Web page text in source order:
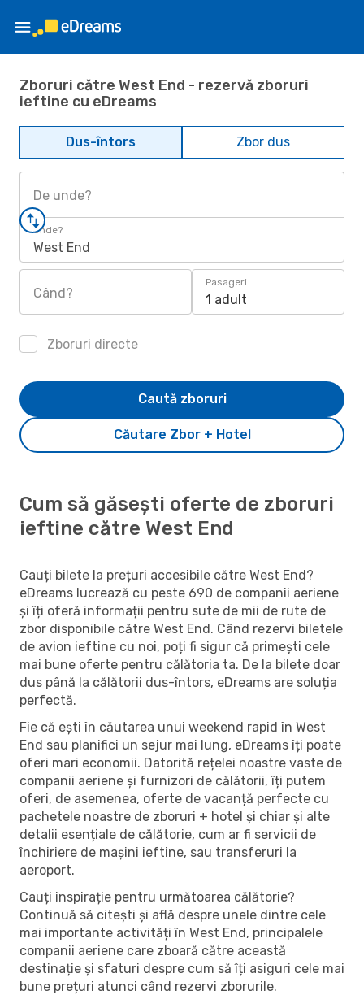
Zboruri către West End - rezervă zboruri
ieftine cu eDreams
Dus-întors Zbor dus
De unde?
Unde?
West End
Când?
Pasageri
1 adult
Zboruri directe
Căutare Zbor + Hotel
Caută zboruri
Cum să găsești oferte de zboruri
ieftine către West End
Cauți bilete la prețuri accesibile către West End?
eDreams lucrează cu peste 690 de companii aeriene
și îți oferă informații pentru sute de mii de rute de
zbor disponibile către West End. Când rezervi biletele
de avion ieftine cu noi, poți fi sigur că primești cele
mai bune oferte pentru călătoria ta. De la bilete doar
dus până la călătorii dus-întors, eDreams are soluția
perfectă.
Fie că ești în căutarea unui weekend rapid în West
End sau planifici un sejur mai lung, eDreams îți poate
oferi mari economii. Datorită rețelei noastre vaste de
companii aeriene și furnizori de călătorii, îți putem
oferi, de asemenea, oferte de vacanță perfecte cu
pachetele noastre de zboruri + hotel și chiar și alte
detalii esențiale de călătorie, cum ar fi servicii de
închiriere de mașini ieftine, sau transferuri la
aeroport.
Cauți inspirație pentru următoarea călătorie?
Continuă să citești și află despre unele dintre cele
mai importante activități în West End, principalele
companii aeriene care zboară către această
destinație și sfaturi despre cum să îți asiguri cele mai
bune prețuri atunci când rezervi zborurile.